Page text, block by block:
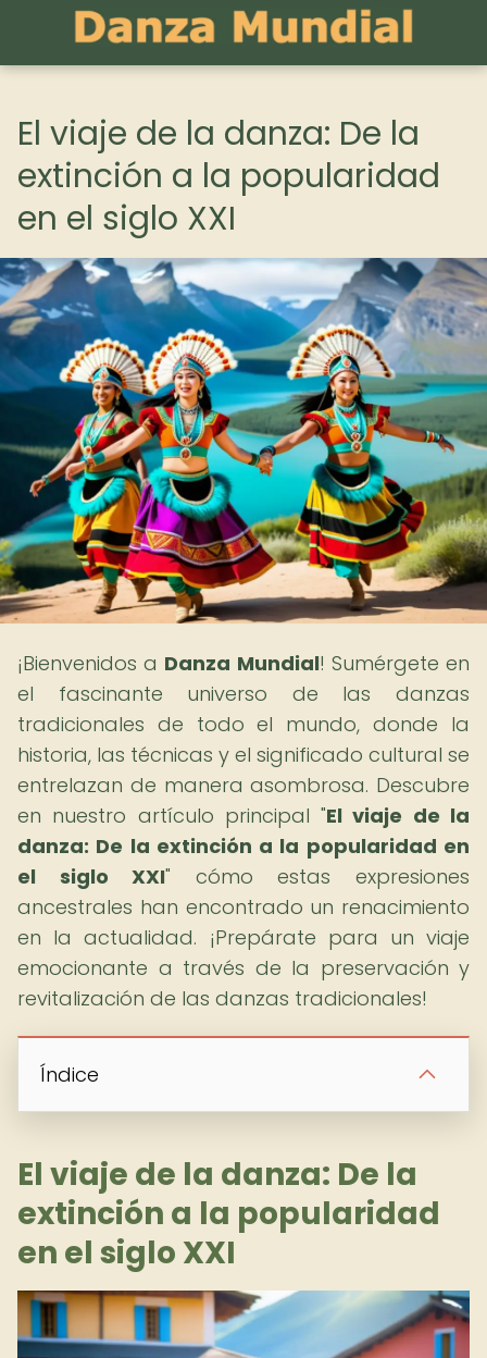
El viaje de la danza: De la
extinción a la popularidad
en el siglo XXI
¡Bienvenidos a Danza Mundial! Sumérgete en
el fascinante universo de las danzas
tradicionales de todo el mundo, donde la
historia, las técnicas y el significado cultural se
entrelazan de manera asombrosa. Descubre
en nuestro artículo principal "El viaje de la
danza: De la extinción a la popularidad en
el siglo XXI" cómo estas expresiones
ancestrales han encontrado un renacimiento
en la actualidad. ¡Prepárate para un viaje
emocionante a través de la preservación y
revitalización de las danzas tradicionales!
Índice
El viaje de la danza: De la
extinción a la popularidad
en el siglo XXI